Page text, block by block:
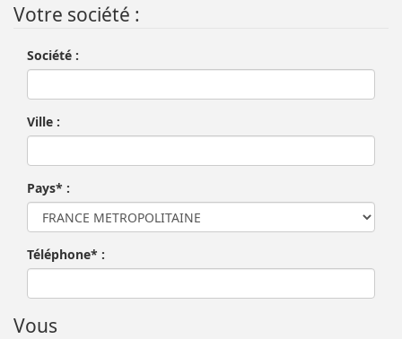
Votre société :
Société :
Ville :
Pays* :
Téléphone* :
Vous